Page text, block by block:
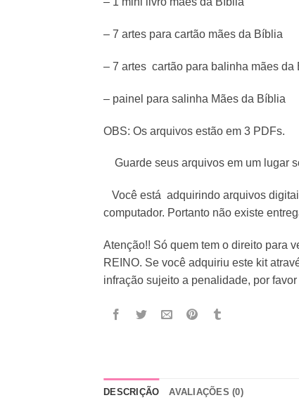
– 7 artes para cartão mães da Bíblia
– 7 artes cartão para balinha mães da
– painel para salinha Mães da Bíblia
OBS: Os arquivos estão em 3 PDFs.
Guarde seus arquivos em um lugar
Você está adquirindo arquivos
computador. Portanto não existe
Atenção!! Só quem tem o direito para
REINO. Se você adquiriu este kit
infração sujeito a penalidade, por
DESCRIÇÃO AVALIAÇÕES (0)